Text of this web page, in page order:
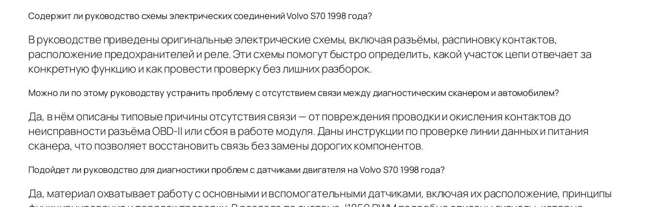
Содержит ли руководство схемы электрических соединений Volvo S70 1998 года?
В руководстве приведены оригинальные электрические схемы, включая разъёмы, распиновку контактов,
расположение предохранителей и реле. Эти схемы помогут быстро определить, какой участок цепи отвечает за
конкретную функцию и как провести проверку без лишних разборок.
Можно ли по этому руководству устранить проблему с отсутствием связи между диагностическим сканером и автомобилем?
Да, в нём описаны типовые причины отсутствия связи — от повреждения проводки и окисления контактов до
неисправности разъёма OBD-II или сбоя в работе модуля. Даны инструкции по проверке линии данных и питания
сканера, что позволяет восстановить связь без замены дорогих компонентов.
Подойдет ли руководство для диагностики проблем с датчиками двигателя на Volvo S70 1998 года?
Да, материал охватывает работу с основными и вспомогательными датчиками, включая их расположение, принципы